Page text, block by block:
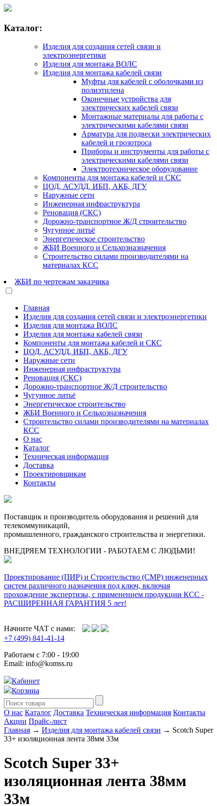
Каталог:
Изделия для создания сетей связи и
электроэнергетики
Изделия для монтажа ВОЛС
Изделия для монтажа кабелей связи
Муфты для кабелей с оболочками из
полиэтилена
Оконечные устройства для
электрических кабелей связи
Монтажные материалы для работы с
электрическими кабелями связи
Арматура для подвески электрических
кабелей и грозотроса
Приборы и инструменты для работы с
электрическими кабелями связи
Электротехническое оборудование
Компоненты для монтажа кабелей и СКС
ЦОД, АСУДД, ИБП, АКБ, ДГУ
Наружные сети
Инженерная инфраструктура
Реновация (СКС)
Дорожно-транспортное Ж/Д строительство
Чугунное литьё
Энергетическое строительство
ЖБИ Военного и Сельхозназначения
Строительство силами производителями на
материалах КСС
ЖБИ по чертежам заказчика
Главная
Изделия для создания сетей связи и электроэнергетики
Изделия для монтажа ВОЛС
Изделия для монтажа кабелей связи
Компоненты для монтажа кабелей и СКС
ЦОД, АСУДД, ИБП, АКБ, ДГУ
Наружные сети
Инженерная инфраструктура
Реновация (СКС)
Дорожно-транспортное Ж/Д строительство
Чугунное литьё
Энергетическое строительство
ЖБИ Военного и Сельхозназначения
Строительство силами производителями на материалах
КСС
О нас
Каталог
Техническая информация
Доставка
Проектировщикам
Контакты
Поставщик и производитель оборудования и решений для
телекоммуникаций,
промышленного, гражданского строительства и энергетики.
ВНЕДРЯЕМ ТЕХНОЛОГИИ - РАБОТАЕМ С ЛЮДЬМИ!
Проектирование (ПИР) и Cтроительство (СМР) инженерных
систем различного назначения под ключ, включая
прохождение экспертизы, с применением продукции КСС -
РАСШИРЕННАЯ ГАРАНТИЯ 5 лет!
Начните ЧАТ с нами:
+7 (499) 841-41-14
Работаем с 7:00 - 19:00
Email: info@komss.ru
Кабинет
Корзина
О нас Каталог Доставка Техническая информация Контакты
Акции Прайс-лист
Главная → Изделия для монтажа кабелей связи → Scotch Super
33+ изоляционная лента 38мм 33м
Scotch Super 33+
изоляционная лента 38мм
33м